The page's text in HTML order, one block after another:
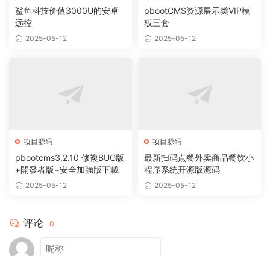
鲨鱼科技价值3000U的安卓
远控
2025-05-12
pbootCMS资源展示类VIP模
板三套
2025-05-12
项目源码
pbootcms3.2.10 修複BUG版
+開發者版+安全加強版下載
2025-05-12
项目源码
最新扫码点餐外卖商品餐饮小
程序系统开源版源码
2025-05-12
评论 0